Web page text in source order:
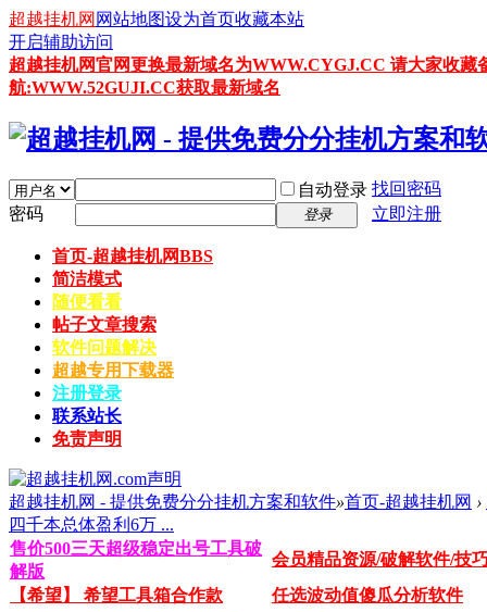
超越挂机网 网站地图设为首页收藏本站
开启辅助访问
超越挂机网官网更换最新域名为WWW.CYGJ.CC 请大家收
航:WWW.52GUJI.CC获取最新域名
自动登录 找回密码
密码
登录 立即注册
首页-超越挂机网BBS
简洁模式
随便看看
帖子文章搜索
软件问题解决
超越专用下载器
注册登录
联系站长
免责声明
超越挂机网 - 提供免费分分挂机方案和软件»首页-超越挂机网 ›
四千本总体盈利6万 ...
售价500三天超级稳定出号工具破
解版
会员精品资源/破解软件/技
【希望】 希望工具箱合作款
任选波动值傻瓜分析软件